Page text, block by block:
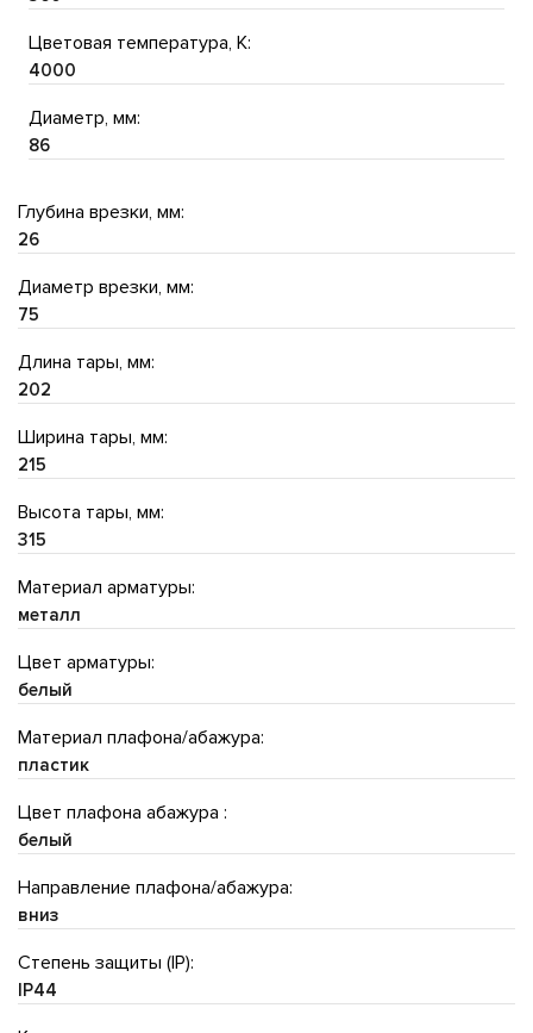
Цветовая температура, K:
4000
Диаметр, мм:
86
Глубина врезки, мм:
26
Диаметр врезки, мм:
75
Длина тары, мм:
202
Ширина тары, мм:
215
Высота тары, мм:
315
Материал арматуры:
металл
Цвет арматуры:
белый
Материал плафона/абажура:
пластик
Цвет плафона абажура :
белый
Направление плафона/абажура:
вниз
Степень защиты (IP):
IP44